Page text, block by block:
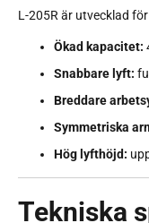
L-205R är utvecklad
Ökad kapacitet:
Snabbare lyft:
Breddare
Symmetriska
Hög lyfthöjd:
Tekniska